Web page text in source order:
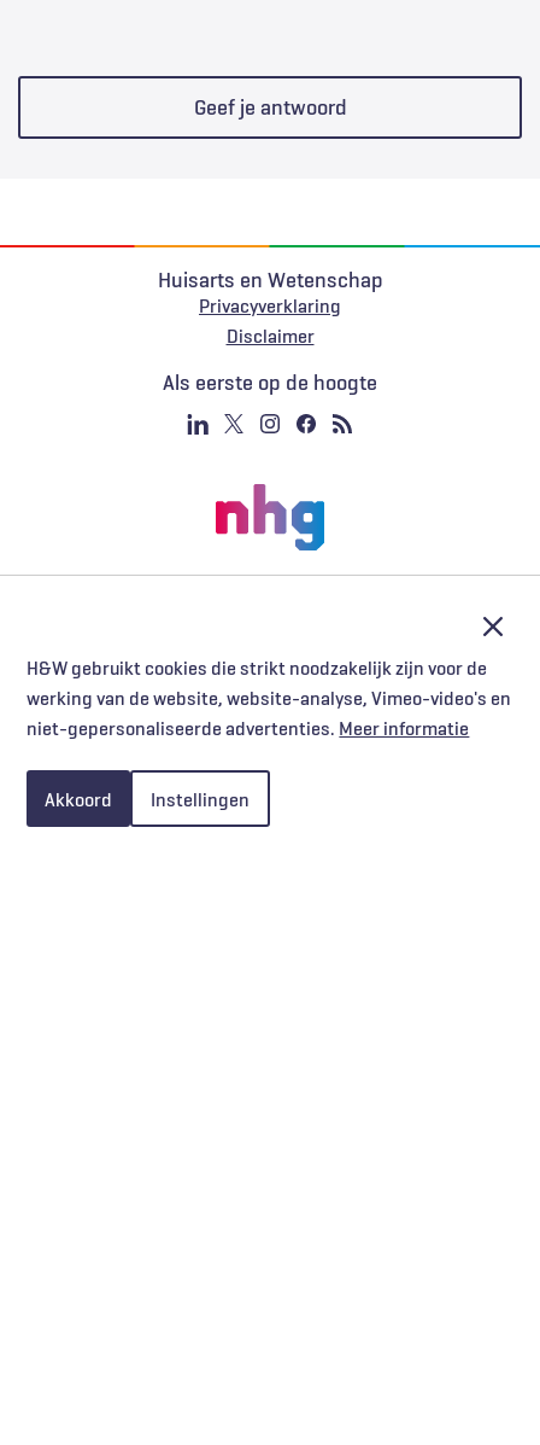
H&W gebruikt cookies die strikt noodzakelijk zijn voor de
werking van de website, website-analyse, Vimeo-video's en
niet-gepersonaliseerde advertenties. Meer informatie
Akkoord Instellingen
Geef je antwoord
Huisarts en Wetenschap
Privacyverklaring
Voet
Disclaimer
Als eerste op de hoogte